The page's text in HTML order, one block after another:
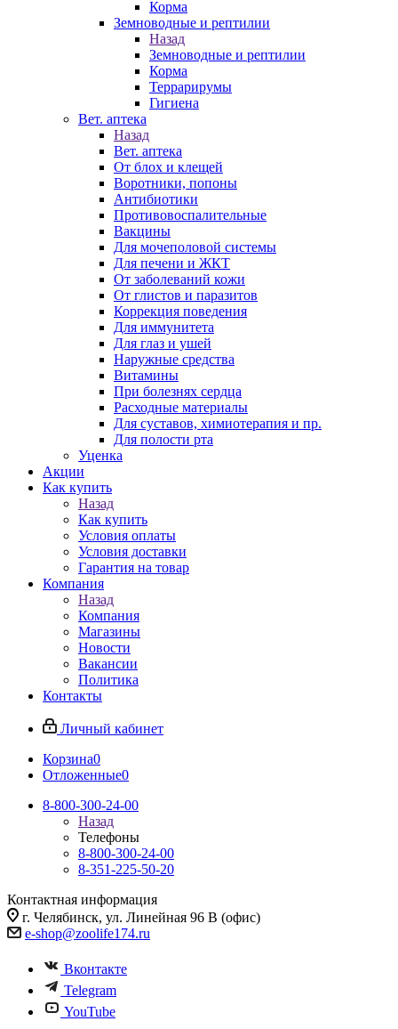
Корма
Земноводные и рептилии
Назад
Земноводные и рептилии
Корма
Террарирумы
Гигиена
Вет. аптека
Назад
Вет. аптека
От блох и клещей
Воротники, попоны
Антибиотики
Противовоспалительные
Вакцины
Для мочеполовой системы
Для печени и ЖКТ
От заболеваний кожи
От глистов и паразитов
Коррекция поведения
Для иммунитета
Для глаз и ушей
Наружные средства
Витамины
При болезнях сердца
Расходные материалы
Для суставов, химиотерапия и пр.
Для полости рта
Уценка
Акции
Как купить
Назад
Как купить
Условия оплаты
Условия доставки
Гарантия на товар
Компания
Назад
Компания
Магазины
Новости
Вакансии
Политика
Контакты
Личный кабинет
Корзина0
Отложенные0
8-800-300-24-00
Назад
Телефоны
8-800-300-24-00
8-351-225-50-20
Контактная информация
г. Челябинск, ул. Линейная 96 В (офис)
e-shop@zoolife174.ru
Вконтакте
Telegram
YouTube